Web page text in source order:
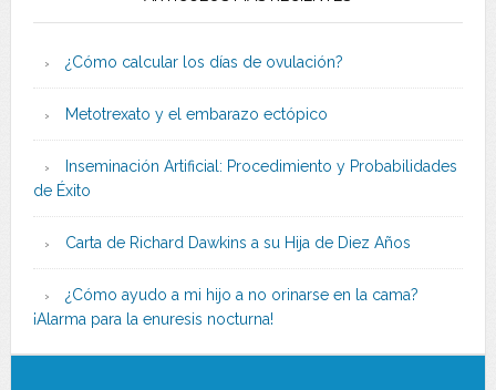
¿Cómo calcular los días de ovulación?
Metotrexato y el embarazo ectópico
Inseminación Artificial: Procedimiento y Probabilidades
de Éxito
Carta de Richard Dawkins a su Hija de Diez Años
¿Cómo ayudo a mi hijo a no orinarse en la cama?
¡Alarma para la enuresis nocturna!